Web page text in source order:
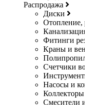
Распродажа
Диски
Отопление,
Фитинги
Краны и
Счетчики
Насосы и
Смесители